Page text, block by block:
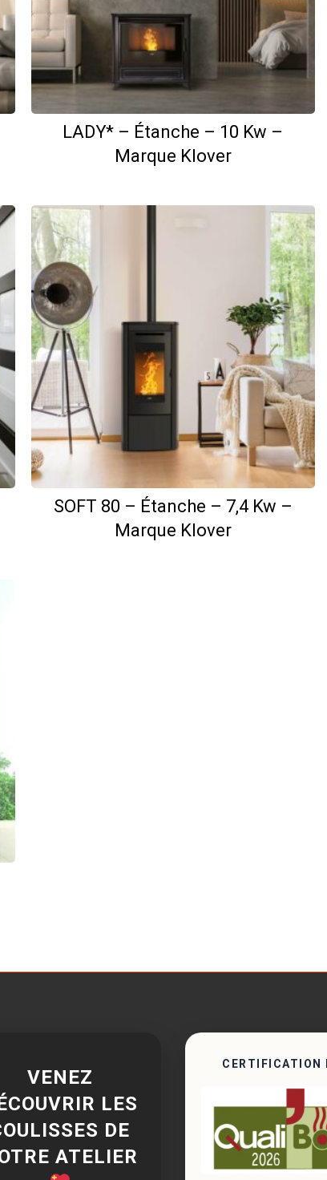
LADY* – Étanche – 10 Kw –
Marque Klover
SOFT 80 – Étanche – 7,4 Kw –
Marque Klover
VENEZ
LES
DE
ATELIER
CERTIFICATION